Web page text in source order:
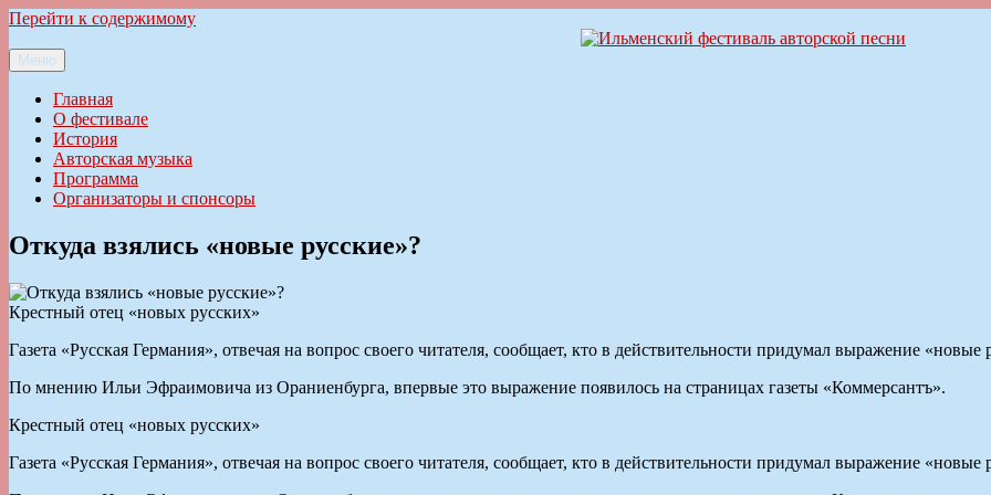
Перейти к содержимому
Ильменский фестиваль авторской песни
Меню
Главная
О фестивале
История
Авторская музыка
Программа
Организаторы и спонсоры
Откуда взялись «новые русские»?
Крестный отец «новых русских»
Газета «Русская Германия», отвечая на вопрос своего читателя, сообщает, кто в действительности придумал выражение «новые
По мнению Ильи Эфраимовича из Ораниенбурга, впервые это выражение появилось на страницах газеты «Коммерсантъ».
Крестный отец «новых русских»
Газета «Русская Германия», отвечая на вопрос своего читателя, сообщает, кто в действительности придумал выражение «новые